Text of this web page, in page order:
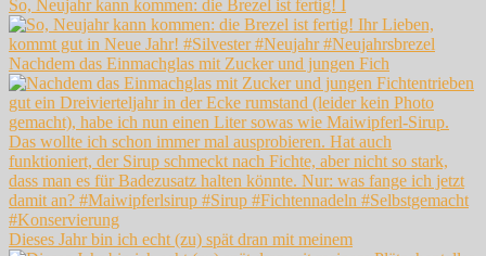
So, Neujahr kann kommen: die Brezel ist fertig! I
Nachdem das Einmachglas mit Zucker und jungen Fich
Dieses Jahr bin ich echt (zu) spät dran mit meinem